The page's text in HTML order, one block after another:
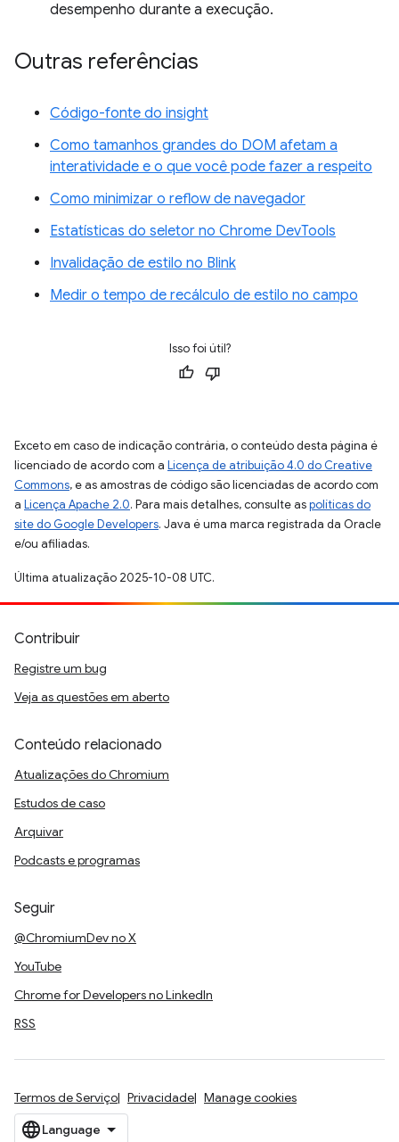
desempenho durante a execução.
Outras referências
Código-fonte do insight
Como tamanhos grandes do DOM afetam a
interatividade e o que você pode fazer a respeito
Como minimizar o reflow de navegador
Estatísticas do seletor no Chrome DevTools
Invalidação de estilo no Blink
Medir o tempo de recálculo de estilo no campo
Isso foi útil?
Exceto em caso de indicação contrária, o conteúdo desta página é
licenciado de acordo com a Licença de atribuição 4.0 do Creative
Commons, e as amostras de código são licenciadas de acordo com
a Licença Apache 2.0. Para mais detalhes, consulte aspolíticas do
site do Google Developers. Java é uma marca registrada da Oracle
e/ou afiliadas.
Última atualização 2025-10-08 UTC.
Contribuir
Registre um bug
Veja as questões em aberto
Conteúdo relacionado
Atualizações do Chromium
Estudos de caso
Arquivar
Podcasts e programas
Seguir
@ChromiumDev no X
YouTube
Chrome for Developers no LinkedIn
RSS
Termos de Serviço Privacidade Manage cookies